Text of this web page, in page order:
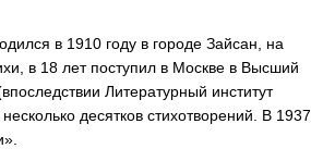
в 1910 году в городе Зайсан, на
в 18 лет поступил в Москве в Высший
Литературный институт
десятков стихотворений. В 1937